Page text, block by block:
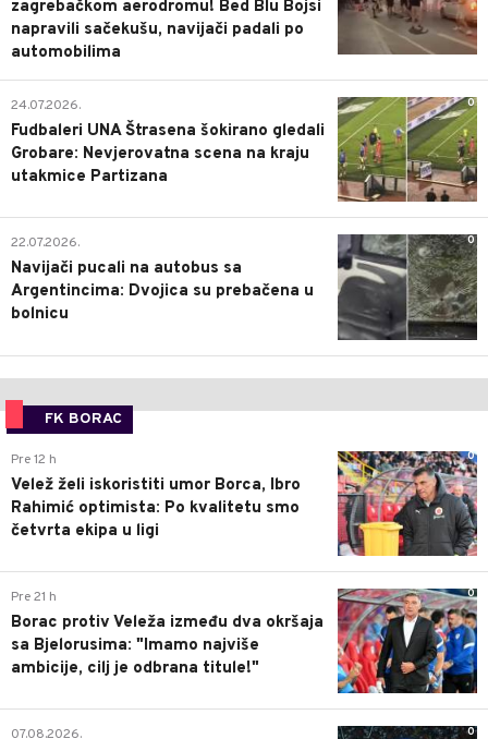
zagrebačkom aerodromu! Bed Blu Bojsi
napravili sačekušu, navijači padali po
automobilima
0
24.07.2026.
Fudbaleri UNA Štrasena šokirano gledali
Grobare: Nevjerovatna scena na kraju
utakmice Partizana
0
22.07.2026.
Navijači pucali na autobus sa
Argentincima: Dvojica su prebačena u
bolnicu
FK BORAC
0
Pre 12 h
Velež želi iskoristiti umor Borca, Ibro
Rahimić optimista: Po kvalitetu smo
četvrta ekipa u ligi
0
Pre 21 h
Borac protiv Veleža između dva okršaja
sa Bjelorusima: "Imamo najviše
ambicije, cilj je odbrana titule!"
0
07.08.2026.